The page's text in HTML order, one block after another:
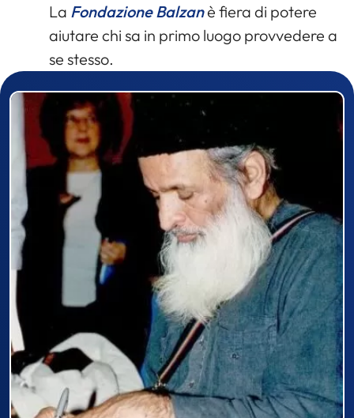
La Fondazione Balzanè fiera di potere
aiutare chi sa in primo luogo provvedere a
se stesso.
Prizewinner detail